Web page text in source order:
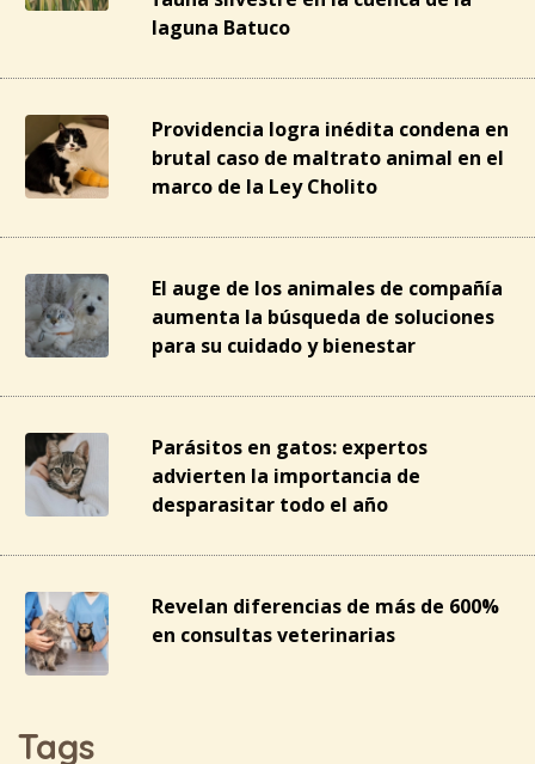
laguna Batuco
Providencia logra inédita condena en
brutal caso de maltrato animal en el
marco de la Ley Cholito
El auge de los animales de compañía
aumenta la búsqueda de soluciones
para su cuidado y bienestar
Parásitos en gatos: expertos
advierten la importancia de
desparasitar todo el año
Revelan diferencias de más de 600%
en consultas veterinarias
Tags